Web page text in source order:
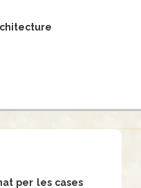
per les cases